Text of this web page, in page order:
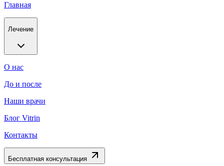
Главная
Лечение
О нас
До и после
Наши врачи
Блог Vitrin
Контакты
Бесплатная консультация